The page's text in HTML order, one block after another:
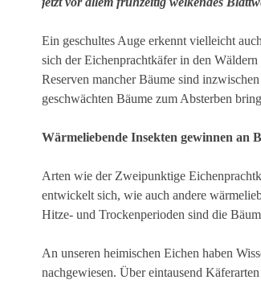
Ein geschultes Auge erkennt vielleicht
sich der Eichenprachtkäfer in den
Reserven mancher Bäume sind
geschwächten Bäume zum Absterben
Wärmeliebende Insekten gewinnen an
Arten wie der Zweipunktige
entwickelt sich, wie auch andere
Hitze- und Trockenperioden sind die
An unseren heimischen Eichen haben
nachgewiesen. Über eintausend